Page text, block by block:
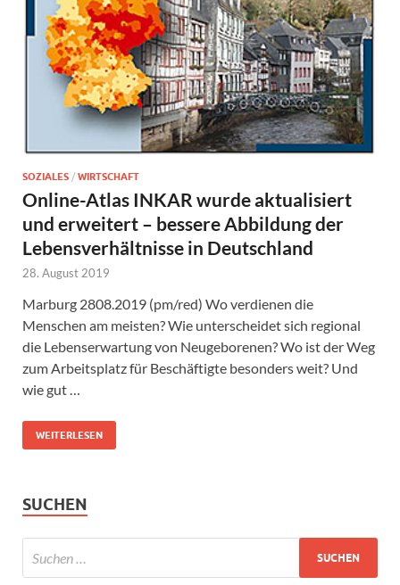
SOZIALES / WIRTSCHAFT
Online-Atlas INKAR wurde aktualisiert
und erweitert – bessere Abbildung der
Lebensverhältnisse in Deutschland
28. August 2019
Marburg 2808.2019 (pm/red) Wo verdienen die
Menschen am meisten? Wie unterscheidet sich regional
die Lebenserwartung von Neugeborenen? Wo ist der Weg
zum Arbeitsplatz für Beschäftigte besonders weit? Und
wie gut …
WEITERLESEN
SUCHEN